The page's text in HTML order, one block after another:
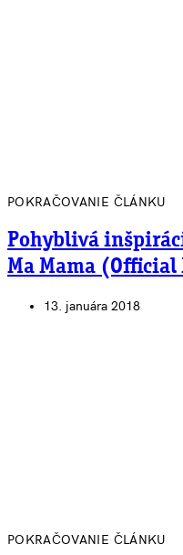
POKRAČOVANIE ČLÁNKU
Pohyblivá
Ma Mama (Official
13. januára 2018
POKRAČOVANIE ČLÁNKU